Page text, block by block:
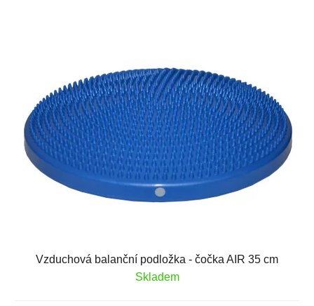
Vzduchová balanční podložka - čočka AIR 35 cm
Skladem